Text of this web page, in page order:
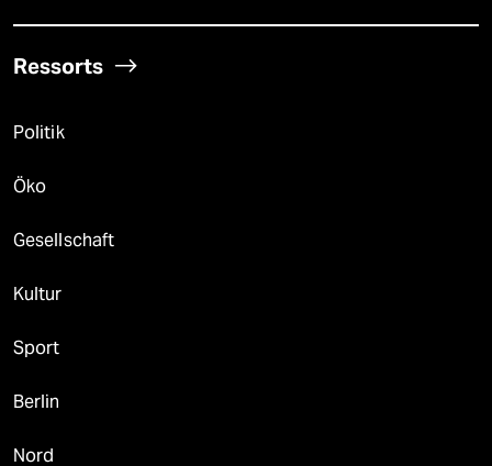
Ressorts
Politik
Öko
Gesellschaft
Kultur
Sport
Berlin
Nord